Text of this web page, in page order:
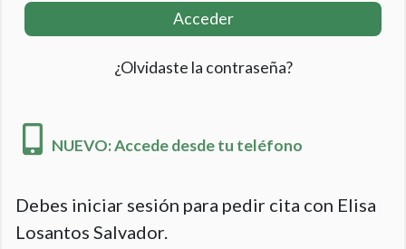
Acceder
¿Olvidaste la contraseña?
NUEVO: Accede desde tu teléfono
Debes iniciar sesión para pedir cita con Elisa
Losantos Salvador.